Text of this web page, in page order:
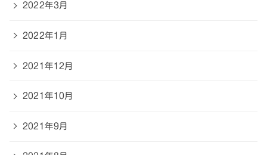
2022年3月
2022年1月
2021年12月
2021年10月
2021年9月